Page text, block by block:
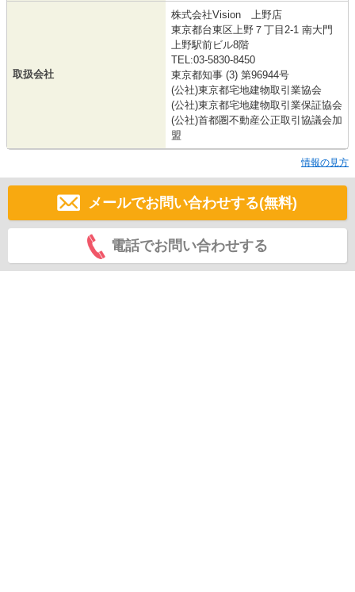
取扱会社
株式会社Vision 上野店
東京都台東区上野７丁目2-1 南大門
上野駅前ビル8階
TEL:03-5830-8450
東京都知事 (3) 第96944号
(公社)東京都宅地建物取引業協会
(公社)東京都宅地建物取引業保証協会
(公社)首都圏不動産公正取引協議会加
盟
情報の見方
メールでお問い合わせする(無料)
電話でお問い合わせする